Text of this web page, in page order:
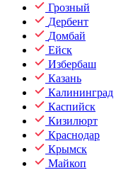
Грозный
Дербент
Домбай
Ейск
Избербаш
Казань
Калининград
Каспийск
Кизилюрт
Краснодар
Крымск
Майкоп